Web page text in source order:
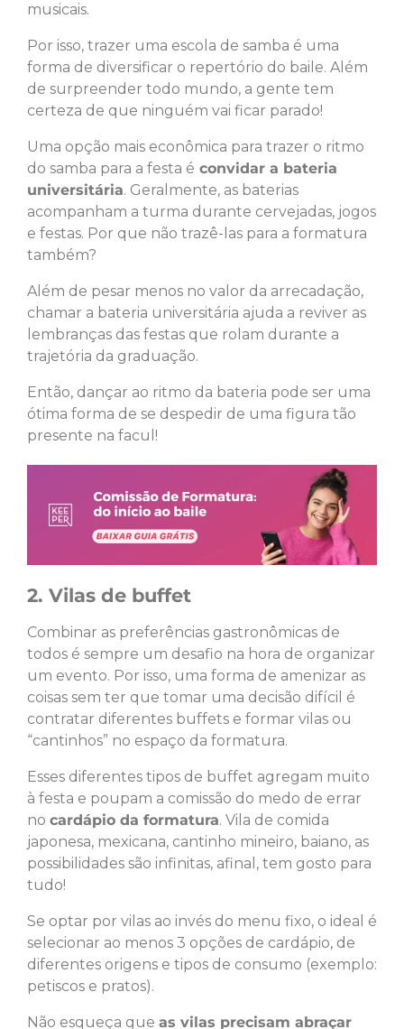
musicais.
Por isso, trazer uma escola de samba é uma
forma de diversificar o repertório do baile. Além
de surpreender todo mundo, a gente tem
certeza de que ninguém vai ficar parado!
Uma opção mais econômica para trazer o ritmo
do samba para a festa é convidar a bateria
universitária. Geralmente, as baterias
acompanham a turma durante cervejadas, jogos
e festas. Por que não trazê-las para a formatura
também?
Além de pesar menos no valor da arrecadação,
chamar a bateria universitária ajuda a reviver as
lembranças das festas que rolam durante a
trajetória da graduação.
Então, dançar ao ritmo da bateria pode ser uma
ótima forma de se despedir de uma figura tão
presente na facul!
2. Vilas de buffet
Combinar as preferências gastronômicas de
todos é sempre um desafio na hora de organizar
um evento. Por isso, uma forma de amenizar as
coisas sem ter que tomar uma decisão difícil é
contratar diferentes buffets e formar vilas ou
“cantinhos” no espaço da formatura.
Esses diferentes tipos de buffet agregam muito
à festa e poupam a comissão do medo de errar
no cardápio da formatura. Vila de comida
japonesa, mexicana, cantinho mineiro, baiano, as
possibilidades são infinitas, afinal, tem gosto para
tudo!
Se optar por vilas ao invés do menu fixo, o ideal é
selecionar ao menos 3 opções de cardápio, de
diferentes origens e tipos de consumo (exemplo:
petiscos e pratos).
Não esqueça que as vilas precisam abraçar